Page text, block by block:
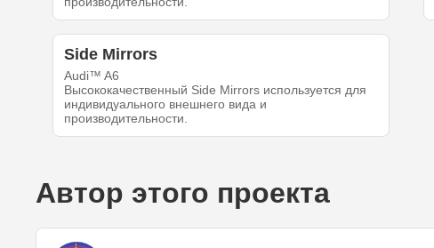
Side Mirrors
Audi™ A6
Высококачественный Side Mirrors используется для
индивидуального внешнего вида и
производительности.
Автор этого проекта